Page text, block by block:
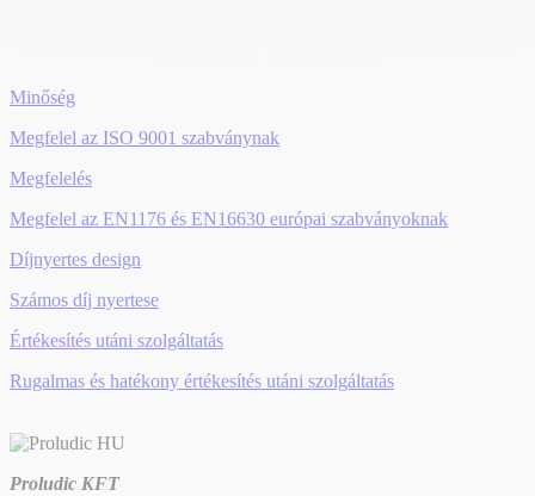
Minőség
Megfelel az ISO 9001 szabványnak
Megfelelés
Megfelel az EN1176 és EN16630 európai szabványoknak
Díjnyertes design
Számos díj nyertese
Értékesítés utáni szolgáltatás
Rugalmas és hatékony értékesítés utáni szolgáltatás
Proludic KFT